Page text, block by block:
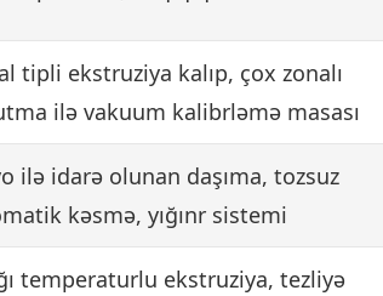
tipli ekstruziya kalıp, çox zonalı
ilə vakuum kalibrləmə masası
ilə idarə olunan daşıma, tozsuz
kəsmə, yığınr sistemi
temperaturlu ekstruziya, tezliyə